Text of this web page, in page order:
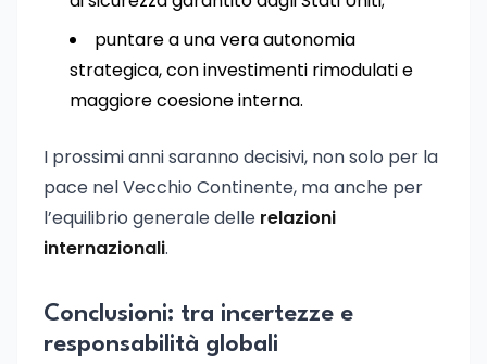
puntare a una vera autonomia
strategica, con investimenti rimodulati e
maggiore coesione interna.
I prossimi anni saranno decisivi, non solo per la
pace nel Vecchio Continente, ma anche per
l’equilibrio generale delle relazioni
internazionali.
Conclusioni: tra incertezze e
responsabilità globali